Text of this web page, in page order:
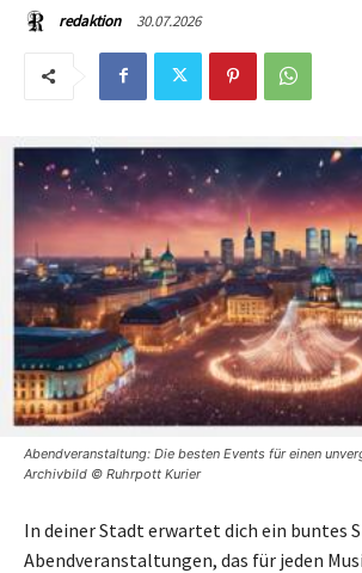
redaktion 30.07.2026
Abendveranstaltung: Die besten Events für einen
Archivbild © Ruhrpott Kurier
In deiner Stadt erwartet dich ein buntes
Abendveranstaltungen, das für jeden